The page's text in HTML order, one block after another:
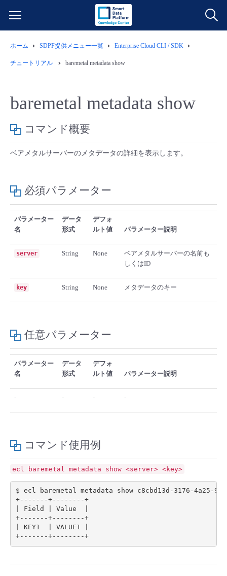
サービス一覧
クラウド/サーバー
ネットワーク
モニタリング/監査
サポート
管理機能
すべてのメニューを見る
データ利活用
クラウド/サーバー
IoT
モニタリング/監査
サポート
管理機能
料金情報
料金シミュレーター
クラウド/サーバー
ネットワーク
モニタリング/監査
- 管理機能
■ セットアップガイド
- 初期設定・確認
- APIリファレンス
■ 基本構築ガイド
- クラウド / サーバー
- Flexible InterConnect
- Flexible Remote Access
- vUTM2
- バックアップ
- セキュリティ・監査
- データと分析
- IoT
- リモートワーク
- ITインフラストラクチャー
故障/メンテナンス情報
サービス稼働状況
故障/メンテナンス履歴
メンテナンス予定
トレーニング/操作動画
ホーム SDPF提供メニュー一覧 Enterprise Cloud CLI / SDK
チュートリアル baremetal metadata show
baremetal metadata show
コマンド概要
ベアメタルサーバーのメタデータの詳細を表示します。
必須パラメーター
パラメーター
名
データ
形式
デフォ
ルト値
パラメーター説明
server String None
ベアメタルサーバーの名前も
しくはID
key String None メタデータのキー
任意パラメーター
パラメーター
名
データ
形式
デフォ
ルト値
パラメーター説明
- - - -
コマンド使用例
ecl baremetal metadata show <server> <key>
$ ecl baremetal metadata show c8cbd13d-3176-4a25-
+-------+--------+
Field Value
+-------+--------+
KEY1 VALUE1
+-------+--------+